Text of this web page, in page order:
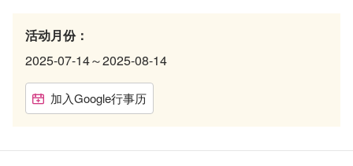
活动月份：
2025-07-14～2025-08-14
加入Google行事历